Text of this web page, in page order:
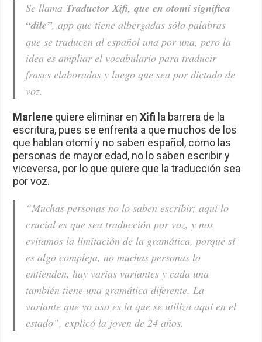
Se llama Traductor Xifi, que en otomí significa
“dile”, app que tiene albergadas sólo palabras
que se traducen al español una por una, pero la
idea es ampliar el vocabulario para traducir
frases elaboradas y luego que sea por dictado de
voz.
Marlene quiere eliminar enXifi la barrera de la
escritura, pues se enfrenta a que muchos de los
que hablan otomí y no saben español, como las
personas de mayor edad, no lo saben escribir y
viceversa, por lo que quiere que la traducción sea
por voz.
“Muchas personas no lo saben escribir; aquí lo
crucial es que sea traducción por voz, y nos
evitamos la limitación de la gramática, porque sí
es algo compleja, no muchas personas lo
entienden, hay varias variantes y cada una
también tiene una gramática diferente. La
variante que yo uso es la que se utiliza aquí en el
estado”, explicó la joven de 24 años.